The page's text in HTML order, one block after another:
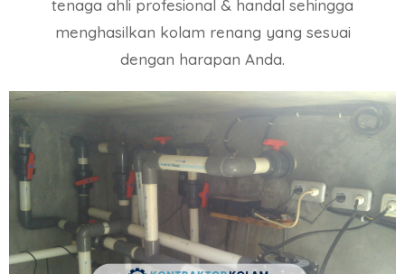
tenaga ahli profesional & handal sehingga
menghasilkan kolam renang yang sesuai
dengan harapan Anda.